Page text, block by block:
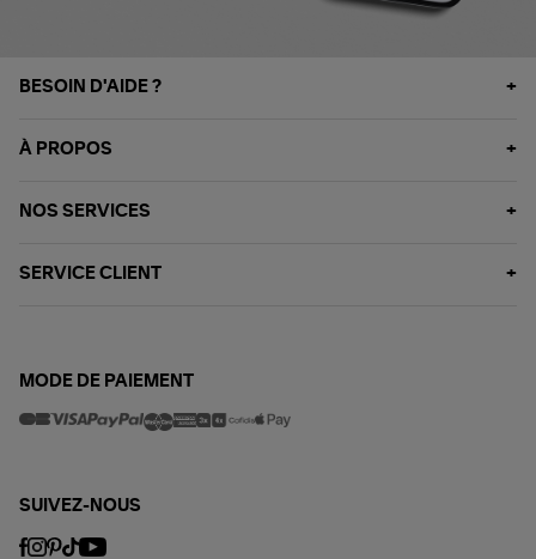
BESOIN D'AIDE ?
À PROPOS
NOS SERVICES
SERVICE CLIENT
MODE DE PAIEMENT
SUIVEZ-NOUS